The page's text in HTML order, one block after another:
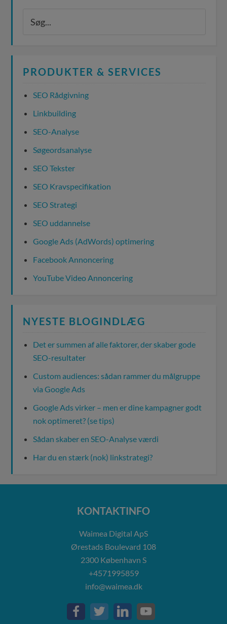
PRODUKTER & SERVICES
SEO Rådgivning
Linkbuilding
SEO-Analyse
Søgeordsanalyse
SEO Tekster
SEO Kravspecifikation
SEO Strategi
SEO uddannelse
Google Ads (AdWords) optimering
Facebook Annoncering
YouTube Video Annoncering
NYESTE BLOGINDLÆG
Det er summen af alle faktorer, der skaber gode
SEO-resultater
Custom audiences: sådan rammer du målgruppe
via Google Ads
Google Ads virker – men er dine kampagner godt
nok optimeret? (se tips)
Sådan skaber en SEO-Analyse værdi
Har du en stærk (nok) linkstrategi?
KONTAKTINFO
Waimea Digital ApS
Ørestads Boulevard 108
2300 København S
+4571995859
info@waimea.dk